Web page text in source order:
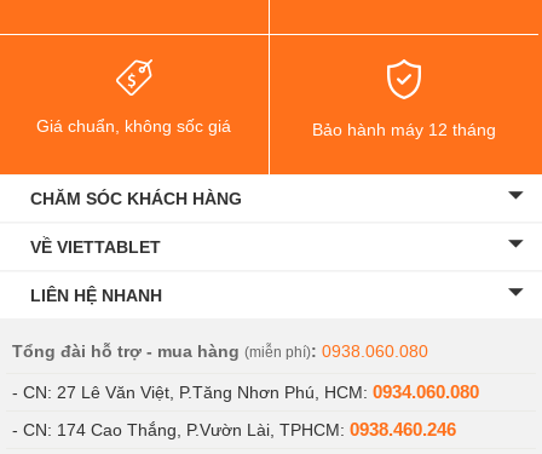
Giá chuẩn, không sốc giá Bảo hành máy 12 tháng
CHĂM SÓC KHÁCH HÀNG
VỀ VIETTABLET
LIÊN HỆ NHANH
Tổng đài hỗ trợ - mua hàng (miễn phí): 0938.060.080
- CN: 27 Lê Văn Việt, P.Tăng Nhơn Phú, HCM: 0934.060.080
- CN: 174 Cao Thắng, P.Vườn Lài, TPHCM: 0938.460.246